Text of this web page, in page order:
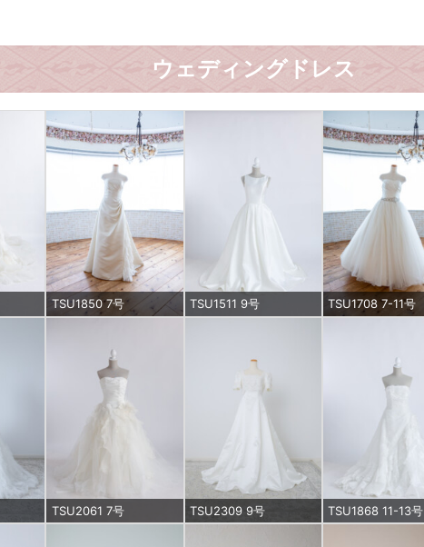
ウェディングドレス
TSU1850 7号 TSU1511 9号 TSU1708 7-11号
TSU2061 7号 TSU2309 9号 TSU1868 11-13号